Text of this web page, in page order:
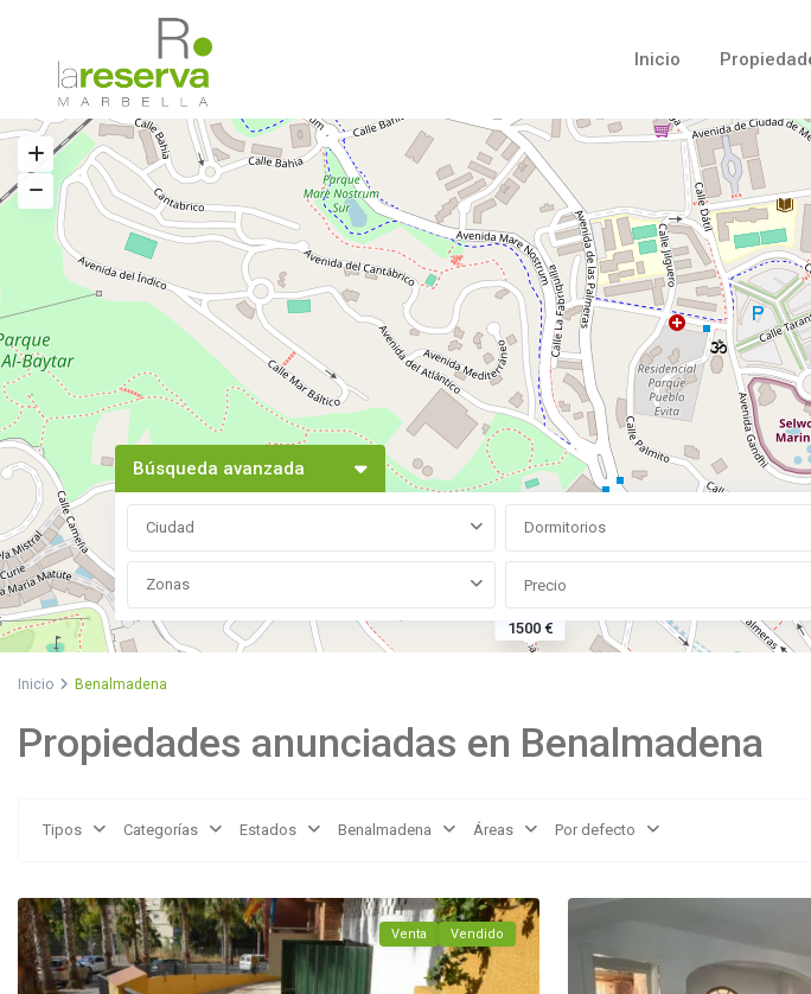
Inicio
1500 €
Búsqueda avanzada
Ciudad Dormitorios
Zonas Precio
Inicio Benalmadena
Propiedades anunciadas en Benalmadena
Tipos Categorías Estados Benalmadena Áreas Por defecto
Benalmádena
Venta Vendido
Benalmádena